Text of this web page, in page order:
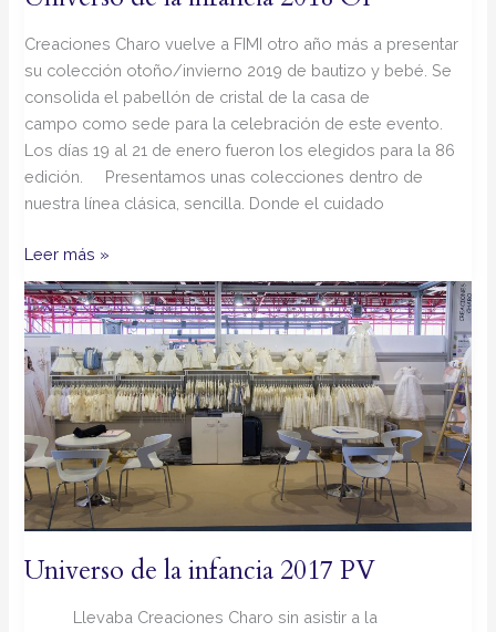
Creaciones Charo vuelve a FIMI otro año más a presentar
su colección otoño/invierno 2019 de bautizo y bebé. Se
consolida el pabellón de cristal de la casa de
campo como sede para la celebración de este evento.
Los días 19 al 21 de enero fueron los elegidos para la 86
edición. Presentamos unas colecciones dentro de
nuestra línea clásica, sencilla. Donde el cuidado
Leer más »
Universo de la infancia 2017 PV
Llevaba Creaciones Charo sin asistir a la
Universo
de
la
infancia
2017
PV